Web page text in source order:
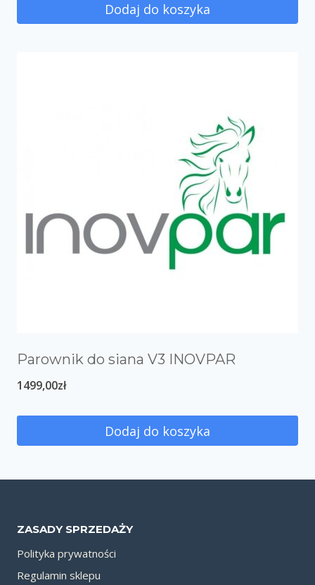
Dodaj do koszyka
Parownik do siana V3 INOVPAR
1499,00zł
Dodaj do koszyka
ZASADY SPRZEDAŻY
Polityka prywatności
Regulamin sklepu